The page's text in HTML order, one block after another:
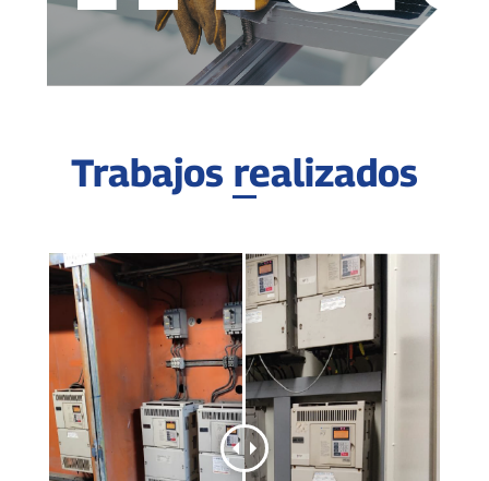
Trabajos realizados